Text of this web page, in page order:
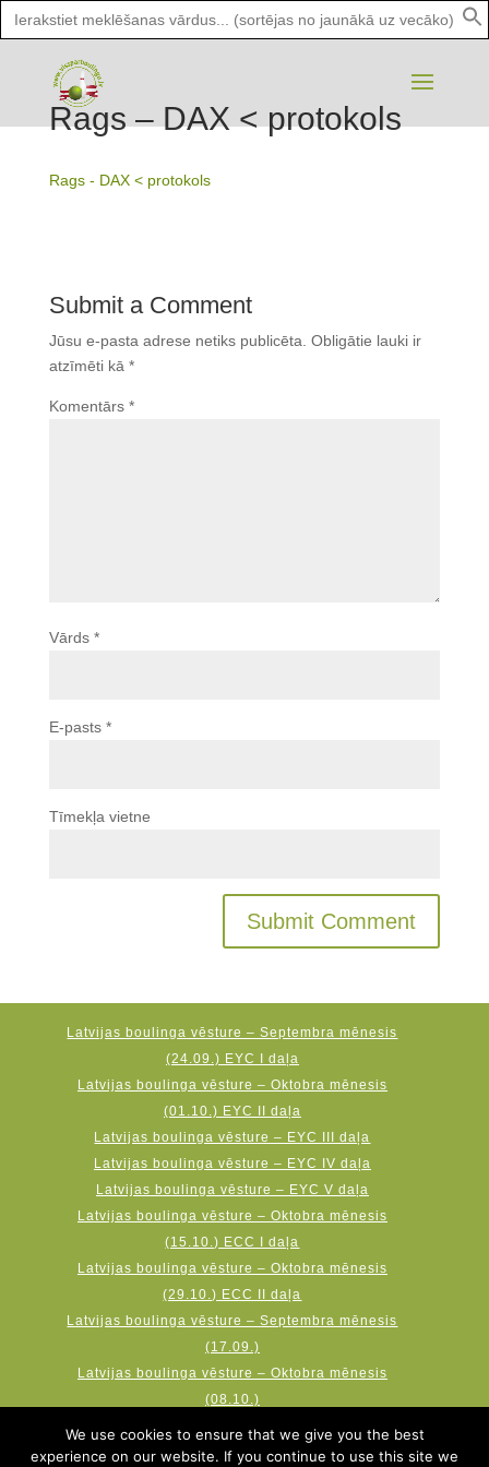
Search
for:
Rags – DAX < protokols
Rags - DAX < protokols
Submit a Comment
Jūsu e-pasta adrese netiks publicēta. Obligātie lauki ir
atzīmēti kā *
Komentārs *
Vārds *
E-pasts *
Tīmekļa vietne
Latvijas boulinga vēsture – Septembra mēnesis
(24.09.) EYC I daļa
Latvijas boulinga vēsture – Oktobra mēnesis
(01.10.) EYC II daļa
Latvijas boulinga vēsture – EYC III daļa
Latvijas boulinga vēsture – EYC IV daļa
Latvijas boulinga vēsture – EYC V daļa
Latvijas boulinga vēsture – Oktobra mēnesis
(15.10.) ECC I daļa
Latvijas boulinga vēsture – Oktobra mēnesis
(29.10.) ECC II daļa
Latvijas boulinga vēsture – Septembra mēnesis
(17.09.)
Latvijas boulinga vēsture – Oktobra mēnesis
(08.10.)
Latvijas boulinga vēsture – Novembra mēnesis
(19.11.) AMF Qubica World Cup
We use cookies to ensure that we give you the best
experience on our website. If you continue to use this site we